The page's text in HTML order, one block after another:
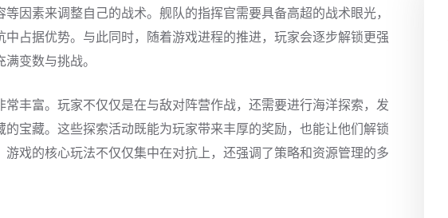
因素来调整自己的战术。舰队的指挥官需要具备高超的战术眼光，
占据优势。与此同时，随着游戏进程的推进，玩家会逐步解锁更强
变数与挑战。
丰富。玩家不仅仅是在与敌对阵营作战，还需要进行海洋探索，发
宝藏。这些探索活动既能为玩家带来丰厚的奖励，也能让他们解锁
戏的核心玩法不仅仅集中在对抗上，还强调了策略和资源管理的多